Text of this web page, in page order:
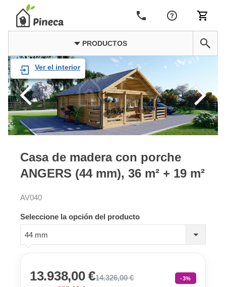
PRODUCTOS
Ver el interior
Casa de madera con porche
ANGERS (44 mm), 36 m² + 19 m²
AV040
Seleccione la opción del producto
44 mm
13.938,00 €14.326,00 € -3%